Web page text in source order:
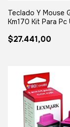
Teclado Y Mouse
Km170 Kit Para Pc
Teclado Negro
$27.441,00